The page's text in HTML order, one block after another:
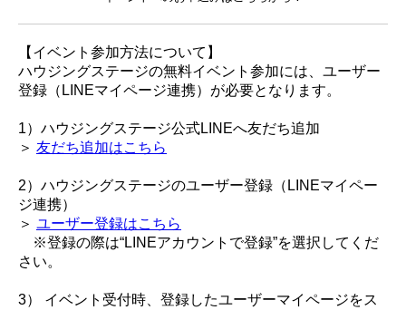
【イベント参加方法について】
ハウジングステージの無料イベント参加には、ユーザー
登録（LINEマイページ連携）が必要となります。
1）ハウジングステージ公式LINEへ友だち追加
＞ 友だち追加はこちら
2）ハウジングステージのユーザー登録（LINEマイペー
ジ連携）
＞ ユーザー登録はこちら
※登録の際は“LINEアカウントで登録”を選択してくだ
さい。
3） イベント受付時、登録したユーザーマイページをス